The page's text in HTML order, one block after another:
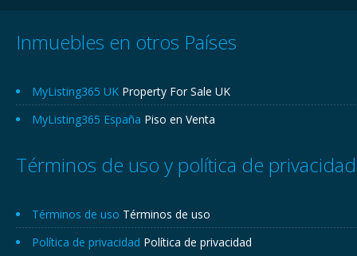
Inmuebles en otros Países
MyListing365 UK Property For Sale UK
MyListing365 España Piso en Venta
Términos de uso y política de privacidad
Términos de uso Términos de uso
Política de privacidad Política de privacidad